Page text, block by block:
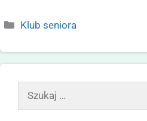
Klub seniora